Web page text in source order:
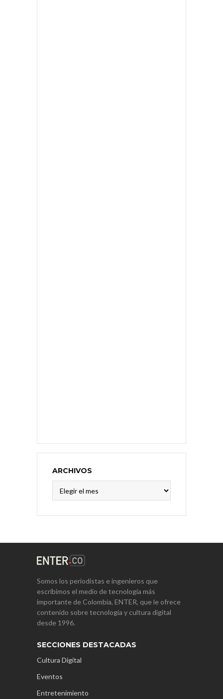
ARCHIVOS
Somos los periodistas e ingenieros que
escribimos el medio de tecnología más
importante de Colombia, ENTER, que le ofrece
contenido sobre tecnología y cultura digital
desde 1996.
SECCIONES DESTACADAS
Cultura Digital
Eventos
Entretenimiento